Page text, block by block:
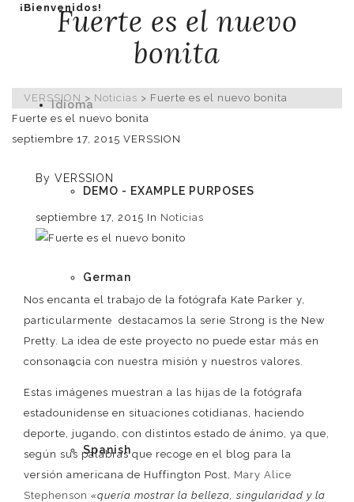
¡Bienvenidos!
Idioma
DEMO - EXAMPLE PURPOSES
German
English
Spanish
Fuerte es el nuevo
bonita
VERSSION > Noticias > Fuerte es el nuevo bonita
Fuerte es el nuevo bonita
septiembre 17, 2015 VERSSION
By VERSSION
septiembre 17, 2015 In Noticias
Nos encanta el trabajo de la fotógrafa Kate Parker y,
particularmente destacamos la serie Strong is the New
Pretty. La idea de este proyecto no puede estar más en
consonancia con nuestra misión y nuestros valores.
Estas imágenes muestran a las hijas de la fotógrafa
estadounidense en situaciones cotidianas, haciendo
deporte, jugando, con distintos estado de ánimo, ya que,
según sus palabras que recoge en el blog para la
versión americana de Huffington Post, Mary Alice
Stephenson «quería mostrar la belleza, singularidad y la